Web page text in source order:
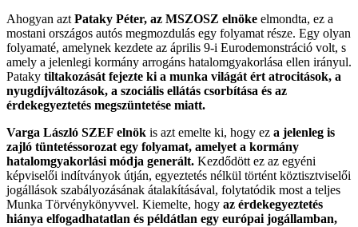
Ahogyan azt Pataky Péter, az MSZOSZ elnöke elmondta, ez a
mostani országos autós megmozdulás egy folyamat része. Egy olyan
folyamaté, amelynek kezdete az április 9-i Eurodemonstráció volt, s
amely a jelenlegi kormány arrogáns hatalomgyakorlása ellen irányul.
Pataky tiltakozását fejezte ki a munka világát ért atrocitások, a
nyugdíjváltozások, a szociális ellátás csorbítása és az
érdekegyeztetés megszüntetése miatt.
Varga László SZEF elnök is azt emelte ki, hogy ez a jelenleg is
zajló tüntetéssorozat egy folyamat, amelyet a kormány
hatalomgyakorlási módja generált. Kezdődött ez az egyéni
képviselői indítványok útján, egyeztetés nélkül történt köztisztviselői
jogállások szabályozásának átalakításával, folytatódik most a teljes
Munka Törvénykönyvvel. Kiemelte, hogy az érdekegyeztetés
hiánya elfogadhatatlan és példátlan egy európai jogállamban,